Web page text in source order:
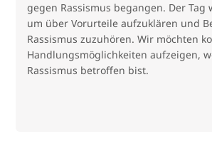
gegen Rassismus begangen. Der
um über Vorurteile aufzuklären und
Rassismus zuzuhören. Wir möchten
Handlungsmöglichkeiten aufzeigen,
Rassismus betroffen bist.